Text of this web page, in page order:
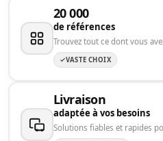
20 000
de références
Trouvez tout ce dont vous
VASTE CHOIX
Livraison
adaptée à vos besoins
Solutions fiables et rapides